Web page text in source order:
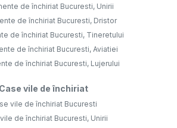
de închiriat Bucuresti, Unirii
de închiriat Bucuresti, Dristor
de închiriat Bucuresti, Tineretului
de închiriat Bucuresti, Aviatiei
de închiriat Bucuresti, Lujerului
Case vile de închiriat
vile de închiriat Bucuresti
de închiriat Bucuresti, Unirii